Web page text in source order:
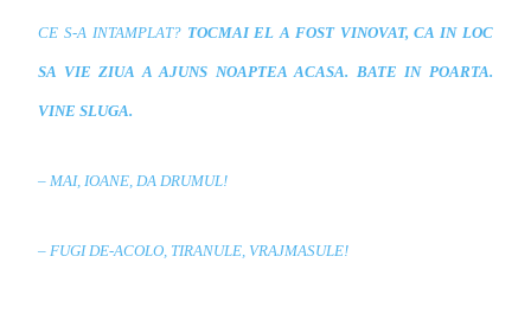
CE S-A INTAMPLAT? TOCMAI EL A FOST VINOVAT, CA IN LOC
SA VIE ZIUA A AJUNS NOAPTEA ACASA. BATE IN POARTA.
VINE SLUGA.
– MAI, IOANE, DA DRUMUL!
– FUGI DE-ACOLO, TIRANULE, VRAJMASULE!